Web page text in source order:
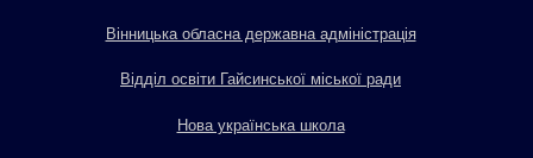
Вінницька обласна державна адміністрація
Відділ освіти Гайсинської міської ради
Нова українська школа